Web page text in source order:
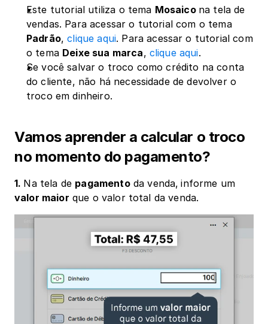
Este tutorial utiliza o tema Mosaico na tela de
vendas. Para acessar o tutorial com o tema
Padrão, clique aqui. Para acessar o tutorial com
o tema Deixe sua marca, clique aqui.
Se você salvar o troco como crédito na conta
do cliente, não há necessidade de devolver o
troco em dinheiro.
Vamos aprender a calcular o troco
no momento do pagamento?
1. Na tela de pagamento da venda,
valor maior que o valor total da venda.